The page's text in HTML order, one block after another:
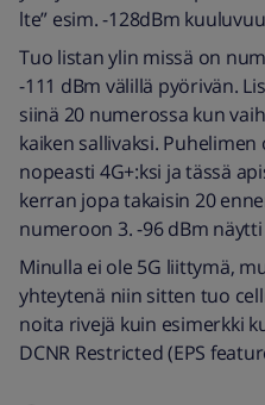
lte” esim. -128dBm
Tuo listan ylin missä on
-111 dBm välillä pyörivän.
siinä 20 numerossa kun
kaiken sallivaksi.
nopeasti 4G+:ksi ja tässä
kerran jopa takaisin 20
numeroon 3. -96 dBm
Minulla ei ole 5G liittymä,
yhteytenä niin sitten tuo
noita rivejä kuin esimerkki
DCNR Restricted (EPS